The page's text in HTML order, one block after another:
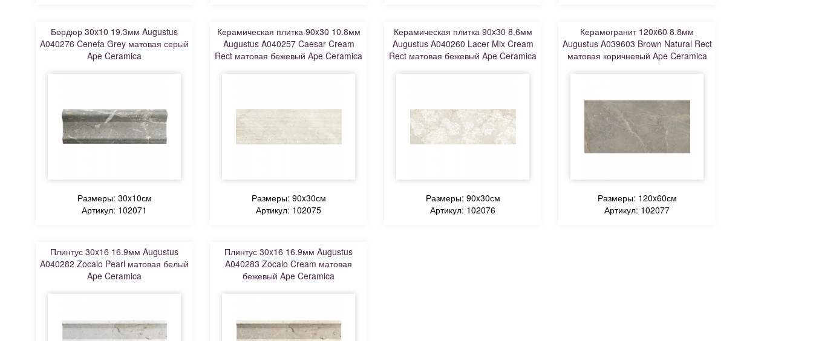
Бордюр 30x10 19.3мм Augustus
A040276 Cenefa Grey матовая серый
Ape Ceramica
Размеры: 30x10см
Артикул: 102071
Керамическая плитка 90x30 10.8мм
Augustus A040257 Caesar Cream
Rect матовая бежевый Ape Ceramica
Размеры: 90x30см
Артикул: 102075
Керамическая плитка 90x30 8.6мм
Augustus A040260 Lacer Mix Cream
Rect матовая бежевый Ape Ceramica
Размеры: 90x30см
Артикул: 102076
Керамогранит 120x60 8.8мм
Augustus A039603 Brown Natural Rect
матовая коричневый Ape Ceramica
Размеры: 120x60см
Артикул: 102077
Плинтус 30x16 16.9мм Augustus
A040282 Zocalo Pearl матовая белый
Ape Ceramica
Плинтус 30x16 16.9мм Augustus
A040283 Zocalo Cream матовая
бежевый Ape Ceramica